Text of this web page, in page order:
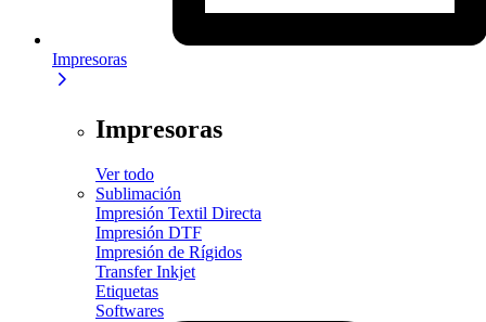
Impresoras
Impresoras
Ver todo
Sublimación
Impresión Textil Directa
Impresión DTF
Impresión de Rígidos
Transfer Inkjet
Etiquetas
Softwares